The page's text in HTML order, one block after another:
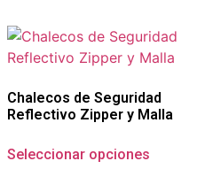
Chalecos de Seguridad
Reflectivo Zipper y Malla
Seleccionar opciones